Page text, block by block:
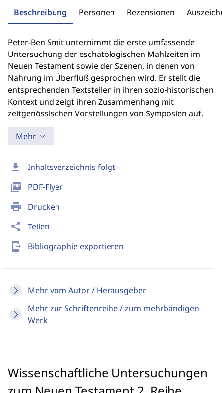
download Inhaltsverzeichnis folgt
picture_as_pdf PDF-Flyer
print Drucken
share Teilen
send_to_mobile Bibliographie exportieren
Mehr vom Autor / Herausgeber
Mehr zur Schriftenreihe / zum mehrbändigen
Werk
Beschreibung Personen Rezensionen
Peter-Ben Smit unternimmt die erste umfassende
Untersuchung der eschatologischen Mahlzeiten im
Neuen Testament sowie der Szenen, in denen von
Nahrung im Überfluß gesprochen wird. Er stellt die
entsprechenden Textstellen in ihren sozio-historischen
Kontext und zeigt ihren Zusammenhang mit
zeitgenössischen Vorstellungen von Symposien auf.
Mehr
Wissenschaftliche Untersuchungen